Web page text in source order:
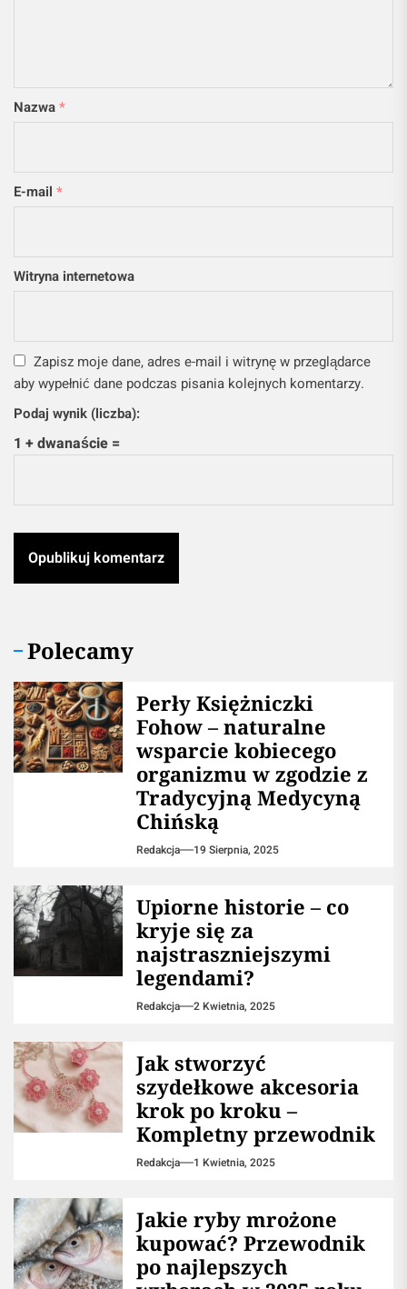
Witryna internetowa
Podaj wynik (liczba):
1 + dwanaście =
Polecamy
Perły Księżniczki
Fohow – naturalne
wsparcie kobiecego
Tradycyjną Medycyną
Chińską
Redakcja 19 Sierpnia, 2025
Upiorne historie – co
najstraszniejszymi
legendami?
Redakcja 2 Kwietnia, 2025
Jak stworzyć
krok po kroku –
Kompletny przewodnik
Redakcja 1 Kwietnia, 2025